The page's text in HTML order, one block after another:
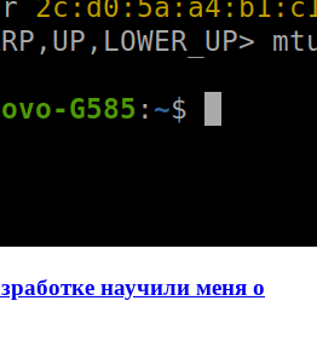
научили меня о